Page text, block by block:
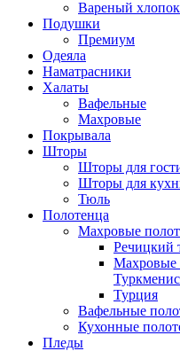
Вареный хлопок
Подушки
Премиум
Одеяла
Наматрасники
Халаты
Вафельные
Махровые
Покрывала
Шторы
Шторы для
Шторы для
Тюль
Полотенца
Махровые
Речицкий
Махровые
Турция
Вафельные
Кухонные
Пледы